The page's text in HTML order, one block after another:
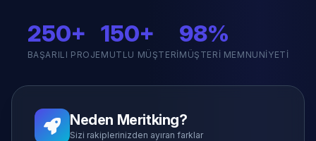
250+
BAŞARILI PROJE
150+
MUTLU MÜŞTERI
98%
MÜŞTERI MEMNUNIYETI
Neden Meritking?
Sizi rakiplerinizden ayıran farklar